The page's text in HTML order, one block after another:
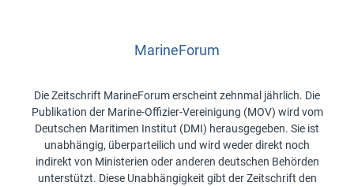
MarineForum
Die Zeitschrift MarineForum erscheint zehnmal jährlich. Die
Publikation der Marine-Offizier-Vereinigung (MOV) wird vom
Deutschen Maritimen Institut (DMI) herausgegeben. Sie ist
unabhängig, überparteilich und wird weder direkt noch
indirekt von Ministerien oder anderen deutschen Behörden
unterstützt. Diese Unabhängigkeit gibt der Zeitschrift den